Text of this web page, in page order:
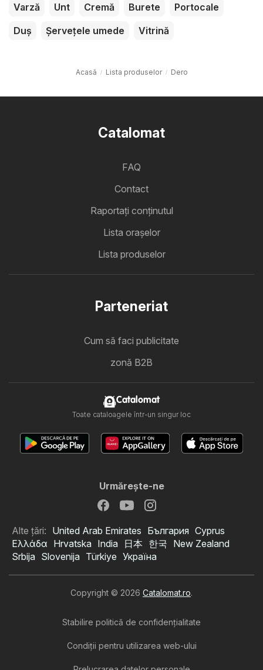
Varză
Unt Cremă Burete
Portocale
Duș
Șervețele umede Vitrină
Acasă Lista produselor Dero
Catalomat
FAQ
Contact
Raportați conținutul
Lista oraşelor
Lista produselor
Parteneriat
Cum să faci publicitate
zonă B2B
Catalomat
Toate cataloagele într-un singur loc
Urmăreşte-ne
Alte țări: United Arab Emirates България Cyprus
Ελλάδα Hrvatska India 日本 한국 New Zealand
Srbija Slovenija Türkiye Україна
Copyright © 2026 Catalomat.ro.
Stabilire politică de confidenţialitate
Condiţii pentru utilizarea web-ului